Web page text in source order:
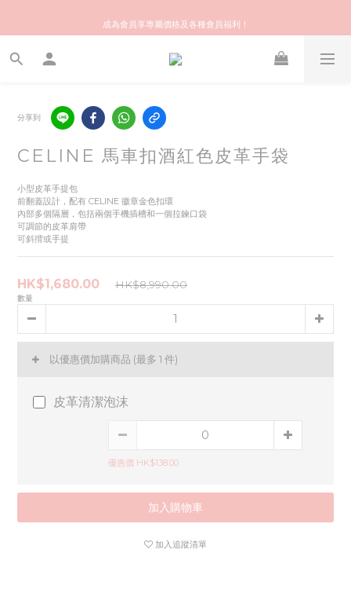
會員推薦獎賞 | 推介給朋友，你和朋友都可享額外 $50 Stylekiki購物金！
分享到
CELINE 馬車扣酒紅色皮革手袋
小型皮革手提包
前翻蓋設計，配有 CELINE 徽章金色扣環
內部多個隔層，包括兩個手機插槽和一個拉鍊口袋
可調節的皮革肩帶
可斜揹或手提
HK$1,680.00 HK$8,990.00
數量
以優惠價加購商品 (最多 1 件)
皮革清潔泡沫
優惠價 HK$138.00
加入購物車
加入追蹤清單